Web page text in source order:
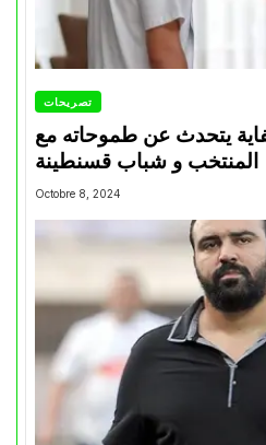
تصريحات
يتحدث عن طموحاته مع
المنتخب و شباب قسنطينة
Octobre 8, 2024